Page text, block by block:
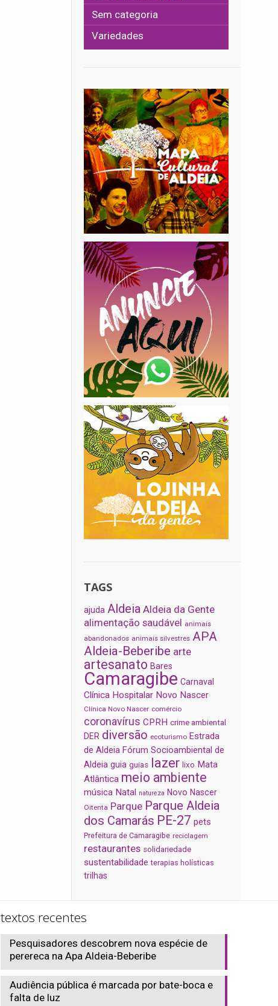
Sem categoria
Variedades
TAGS
ajuda Aldeia Aldeia da Gente
alimentação saudável animais
abandonados animais silvestres APA
Aldeia-Beberibe arte
artesanato Bares
Camaragibe Carnaval
Clínica Hospitalar Novo Nascer
Clínica Novo Nascer comércio
coronavírus CPRH crime ambiental
DER diversão ecoturismo Estrada
de Aldeia Fórum Socioambiental de
Aldeia guia guias lazer lixo Mata
Atlântica meio ambiente
música Natal natureza Novo Nascer
Oitenta Parque Parque Aldeia
dos Camarás PE-27 pets
Prefeitura de Camaragibe reciclagem
restaurantes solidariedade
sustentabilidade terapias holísticas
trilhas
textos recentes
Pesquisadores descobrem nova espécie de
perereca na Apa Aldeia-Beberibe
Audiência pública é marcada por bate-boca e
falta de luz